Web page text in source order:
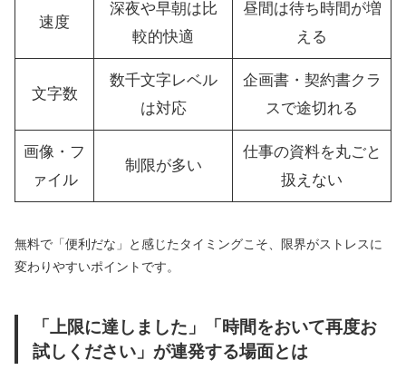
速度
深夜や早朝は比
較的快適
昼間は待ち時間が増
える
文字数
数千文字レベル
は対応
企画書・契約書クラ
スで途切れる
画像・フ
ァイル
制限が多い
仕事の資料を丸ごと
扱えない
無料で「便利だな」と感じたタイミングこそ、限界がストレスに
変わりやすいポイントです。
「上限に達しました」「時間をおいて再度お
試しください」が連発する場面とは